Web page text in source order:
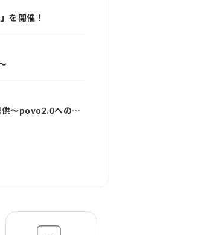
を開催！
～povo2.0への新